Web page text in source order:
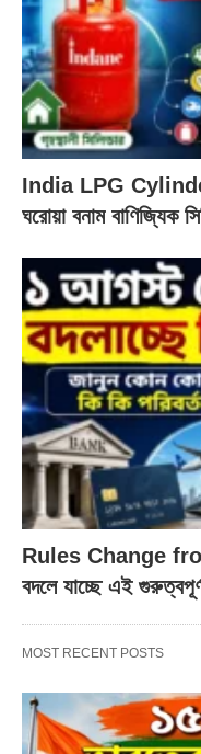
India LPG
ঘরোয়া বনাম বাণিজ্যিক
Rules Change
বদলে যাচ্ছে এই
MOST RECENT POSTS